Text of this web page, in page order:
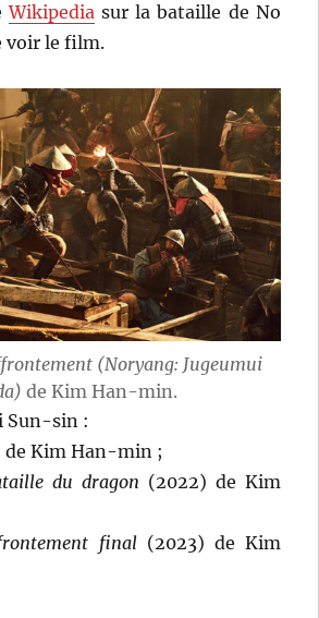
Wikipediasur la bataille de No
voir le film.
(Noryang: Jugeumui
de Kim Han-min.
Sun-sin :
de Kim Han-min ;
du dragon (2022) de Kim
final(2023) de Kim